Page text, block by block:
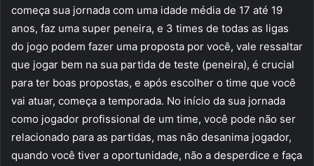
começa sua jornada com uma idade média de 17 até 19
anos, faz uma super peneira, e 3 times de todas as ligas
do jogo podem fazer uma proposta por você, vale ressaltar
que jogar bem na sua partida de teste (peneira), é crucial
para ter boas propostas, e após escolher o time que você
vai atuar, começa a temporada. No início da sua jornada
como jogador profissional de um time, você pode não ser
relacionado para as partidas, mas não desanima jogador,
quando você tiver a oportunidade, não a desperdice e faça